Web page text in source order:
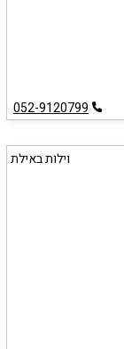
052-9120799
וילות באילת